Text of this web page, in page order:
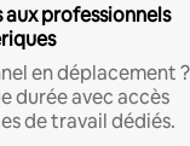
professionnels
en déplacement ?
durée avec accès
de travail dédiés.